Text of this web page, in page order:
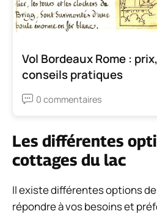
Vol Bordeaux Rome :
conseils pratiques
0 commentaires
Les différentes
cottages du lac
Il existe différentes options
répondre à vos besoins et